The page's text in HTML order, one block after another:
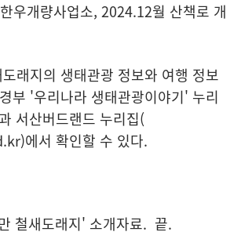
우개량사업소, 2024.12월 산책로 개
래지의 생태관광 정보와 여행 정보
부 '우리나라 생태관광이야기' 누리
서산버드랜드 누리집(
)에서 확인할 수 있다.
철새도래지' 소개자료. 끝.